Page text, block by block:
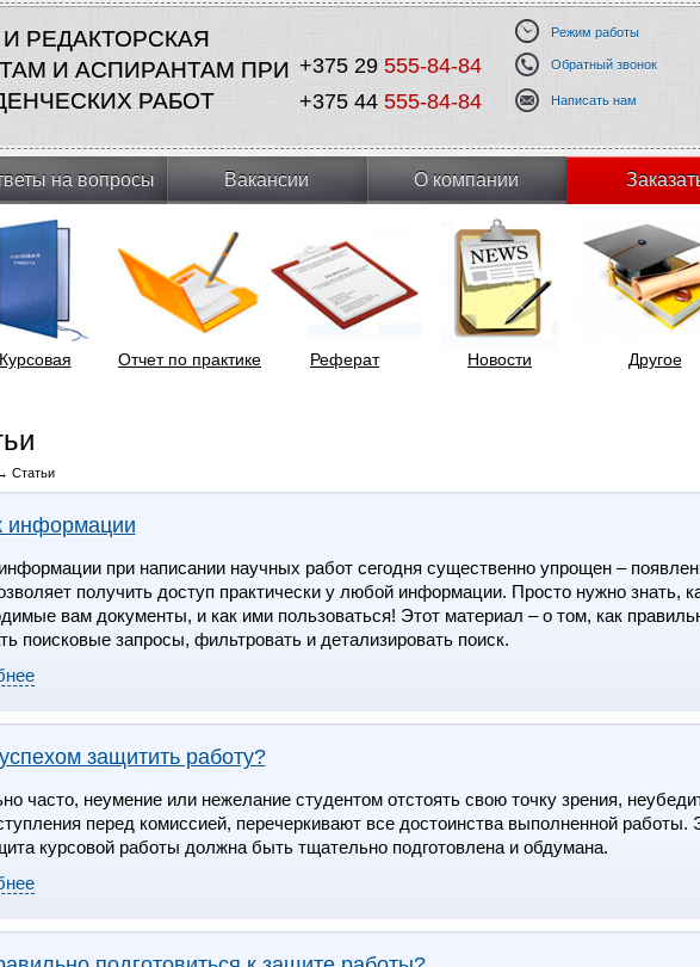
РЕДАКТОРСКАЯ
И АСПИРАНТАМ ПРИ
РАБОТ
+375 29 555-84-84
+375 44 555-84-84
Режим работы
Обратный звонок
Написать нам
на вопросы Вакансии О компании
Курсовая Отчет по практике Реферат Новости Другое
Статьи
информации
при написании научных работ сегодня существенно упрощен –
получить доступ практически у любой информации. Просто нужно знать,
вам документы, и как ими пользоваться! Этот материал – о том, как
поисковые запросы, фильтровать и детализировать поиск.
защитить работу?
часто, неумение или нежелание студентом отстоять свою точку зрения,
перед комиссией, перечеркивают все достоинства выполненной работы.
курсовой работы должна быть тщательно подготовлена и обдумана.